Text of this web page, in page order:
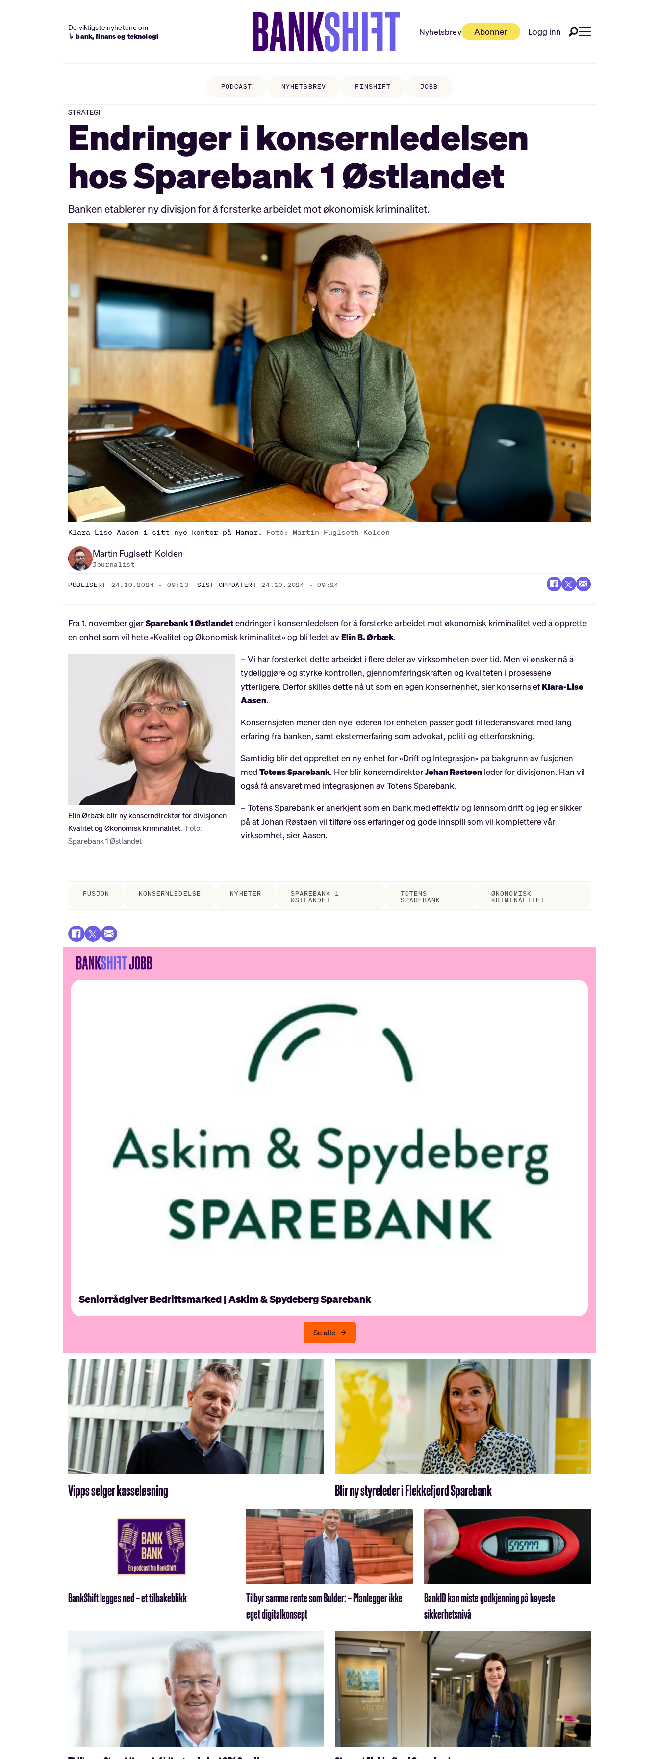
De viktigste nyhetene om
↳ bank, finans og teknologi
Nyhetsbrev Abonner Logg inn
PODCAST NYHETSBREV FINSHIFT JOBB
STRATEGI
Endringer i konsernledelsen
hos Sparebank 1 Østlandet
Banken etablerer ny divisjon for å forsterke arbeidet mot økonomisk kriminalitet.
Klara Lise Aasen i sitt nye kontor på Hamar. Foto: Martin Fuglseth Kolden
Martin Fuglseth Kolden
Journalist
PUBLISERT 24.10.2024 - 09:13 SIST OPPDATERT 24.10.2024 - 09:24
Fra 1. november gjørSparebank 1 Østlandetendringer i konsernledelsen for å forsterke arbeidet mot økonomisk kriminalitet ved å opprette
en enhet som vil hete «Kvalitet og Økonomisk kriminalitet» og bli ledet avElin B. Ørbæk.
Elin Ørbæk blir ny konserndirektør for divisjonen
Kvalitet og Økonomisk kriminalitet. Foto:
Sparebank 1 Østlandet
– Vi har forsterket dette arbeidet i flere deler av virksomheten over tid. Men vi ønsker nå å
tydeliggjøre og styrke kontrollen, gjennomføringskraften og kvaliteten i prosessene
ytterligere. Derfor skilles dette nå ut som en egen konsernenhet, sier konsernsjefKlara-Lise
Aasen.
Konsernsjefen mener den nye lederen for enheten passer godt til lederansvaret med lang
erfaring fra banken, samt eksternerfaring som advokat, politi og etterforskning.
Samtidig blir det opprettet en ny enhet for «Drift og Integrasjon» på bakgrunn av fusjonen
med Totens Sparebank. Her blir konserndirektørJohan Røstøenleder for divisjonen. Han vil
også få ansvaret med integrasjonen av Totens Sparebank.
– Totens Sparebank er anerkjent som en bank med effektiv og lønnsom drift og jeg er sikker
på at Johan Røstøen vil tilføre oss erfaringer og gode innspill som vil komplettere vår
virksomhet, sier Aasen.
FUSJON KONSERNLEDELSE NYHETER SPAREBANK 1
ØSTLANDET
TOTENS
SPAREBANK
ØKONOMISK
KRIMINALITET
Seniorrådgiver Bedriftsmarked | Askim & Spydeberg Sparebank
Se alle
Vipps selger kasseløsning Blir ny styreleder i Flekkefjord Sparebank
BankShift legges ned – et tilbakeblikk
Tilbyr samme rente som Bulder: – Planlegger ikke
eget digitalkonsept
BankID kan miste godkjenning på høyeste
sikkerhetsnivå